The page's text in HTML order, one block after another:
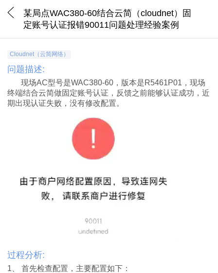
某局点WAC380-60结合云简（cloudnet）固
定账号认证报错90011问题处理经验案例
Cloudnet（云简网络）
问题描述:
现场AC型号是WAC380-60，版本是R5461P01 ，现场
终端结合云简做固定账号认证，反馈之前能够认证成功，近
期出现认证失败，没有修改配置。
过程分析:
1、
首先检查配置，主要配置如下：